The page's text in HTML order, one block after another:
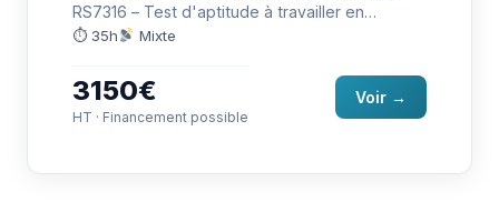
RS7316 – Test d'aptitude à travailler en
espagnol (LILATE) : communiquer…
⏱ 35h Mixte
3150€
HT · Financement possible
Voir →